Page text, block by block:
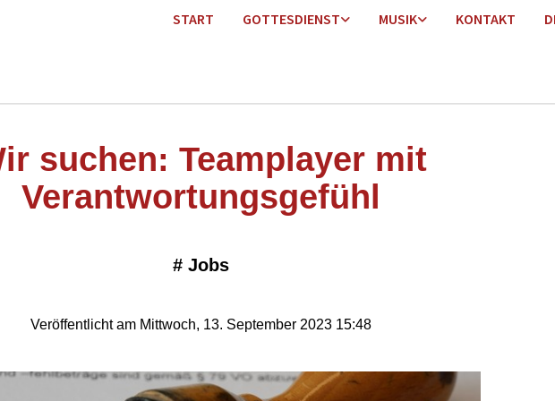
START GOTTESDIENST MUSIK KONTAKT
suchen: Teamplayer mit
Verantwortungsgefühl
# Jobs
Veröffentlicht am Mittwoch, 13. September 2023 15:48